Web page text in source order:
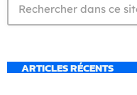
ARTICLES RÉCENTS